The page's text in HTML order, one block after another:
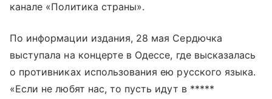
канале «Политика страны».
По информации издания, 28 мая Сердючка
выступала на концерте в Одессе, где высказалась
о противниках использования ею русского языка.
«Если не любят нас, то пусть идут в *****